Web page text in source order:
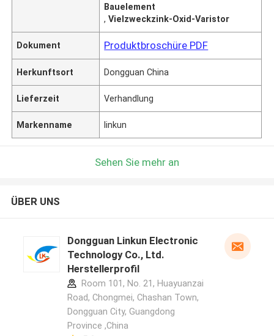
Bauelement
,Vielzweckzink-Oxid-Varistor
Dokument Produktbroschüre PDF
Herkunftsort Dongguan China
Lieferzeit Verhandlung
Markenname linkun
Sehen Sie mehr an
ÜBER UNS
Dongguan Linkun Electronic
Technology Co., Ltd.
Herstellerprofil
Room 101, No. 21, Huayuanzai
Road, Chongmei, Chashan Town,
Dongguan City, Guangdong
Province ,China